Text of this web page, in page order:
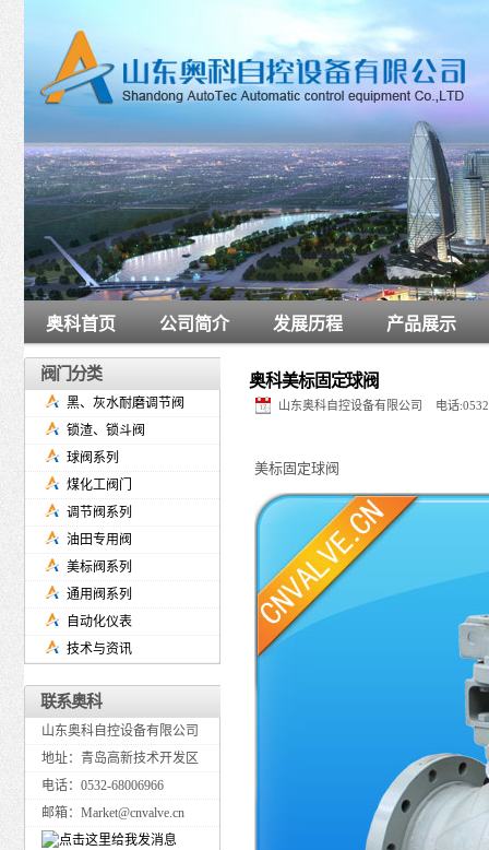
奥科首页 公司简介 发展历程 产品展示
奥科美标固定球阀
山东奥科自控设备有限公司 电话
美标固定球阀
阀门分类
黑、灰水耐磨调节阀
锁渣、锁斗阀
球阀系列
煤化工阀门
调节阀系列
油田专用阀
美标阀系列
通用阀系列
自动化仪表
技术与资讯
联系奥科
山东奥科自控设备有限公司
地址：青岛高新技术开发区
电话：0532-68006966
邮箱：Market@cnvalve.cn